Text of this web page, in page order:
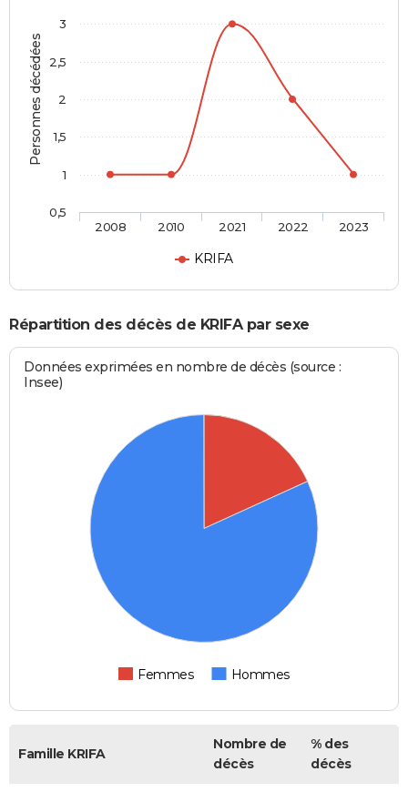
Personnes décédées
KRIFA
2008 2010 2021 2022 2023
0,5
1
1,5
2
2,5
3
Répartition des décès de KRIFA par sexe
Données exprimées en nombre de décès (source :
Insee)
Femmes Hommes
Famille KRIFA
Nombre de
décès
% des
décès